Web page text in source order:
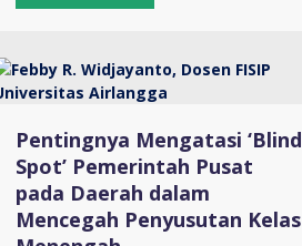
Pentingnya Mengatasi ‘Blind
Spot’ Pemerintah Pusat
pada Daerah dalam
Mencegah Penyusutan Kelas